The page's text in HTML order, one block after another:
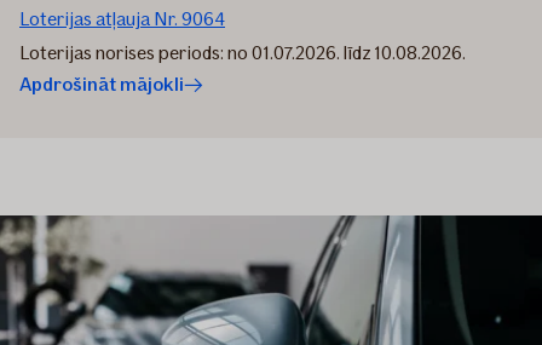
Loterijas atļauja Nr. 9064
Loterijas norises periods: no 01.07.2026. līdz 10.08.2026.
Apdrošināt mājokli